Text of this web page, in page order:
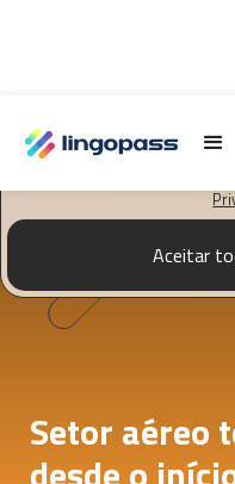
O Lingopass utiliza
deste site e melhorar
Saiba
Aceitar
Setor aéreo